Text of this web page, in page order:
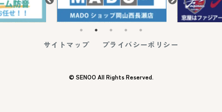
サイトマップ プライバシーポリシー
© SENOO All Rights Reserved.